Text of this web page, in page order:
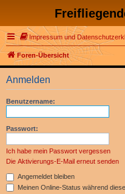
Impressum und
Foren-Übersicht
Anmelden
Benutzername:
Passwort:
Ich habe mein Passwort vergessen
Die Aktivierungs-E-Mail erneut senden
Angemeldet bleiben
Meinen Online-Status während